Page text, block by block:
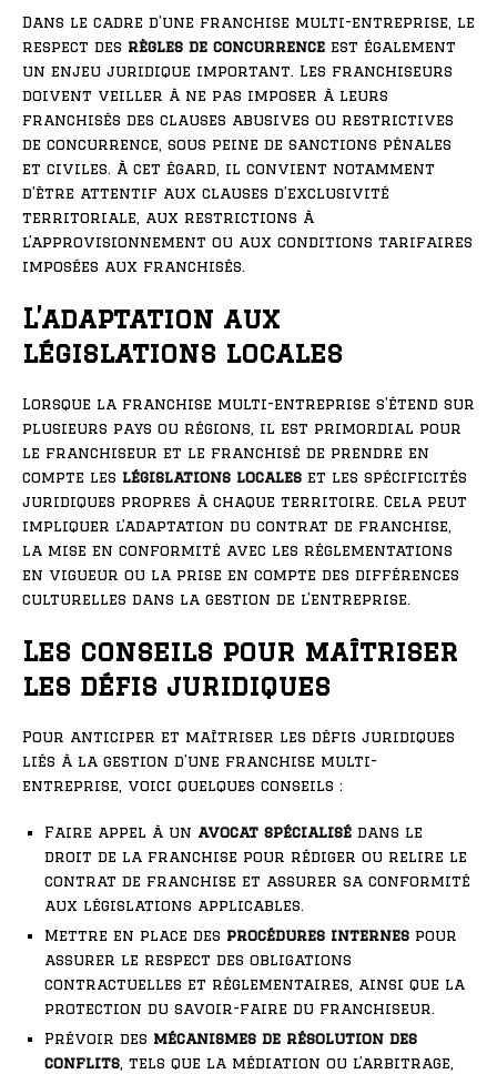
Dans le cadre d’une franchise multi-entreprise, le
respect des règles de concurrence est également
un enjeu juridique important. Les franchiseurs
doivent veiller à ne pas imposer à leurs
franchisés des clauses abusives ou restrictives
de concurrence, sous peine de sanctions pénales
et civiles. À cet égard, il convient notamment
d’être attentif aux clauses d’exclusivité
territoriale, aux restrictions à
l’approvisionnement ou aux conditions tarifaires
imposées aux franchisés.
L’adaptation aux
législations locales
Lorsque la franchise multi-entreprise s’étend sur
plusieurs pays ou régions, il est primordial pour
le franchiseur et le franchisé de prendre en
compte les législations locales et les spécificités
juridiques propres à chaque territoire. Cela peut
impliquer l’adaptation du contrat de franchise,
la mise en conformité avec les réglementations
en vigueur ou la prise en compte des différences
culturelles dans la gestion de l’entreprise.
Les conseils pour maîtriser
les défis juridiques
Pour anticiper et maîtriser les défis juridiques
liés à la gestion d’une franchise multi-
entreprise, voici quelques conseils :
Faire appel à un avocat spécialisé dans le
droit de la franchise pour rédiger ou relire le
contrat de franchise et assurer sa conformité
aux législations applicables.
Mettre en place des procédures internes pour
assurer le respect des obligations
contractuelles et réglementaires, ainsi que la
protection du savoir-faire du franchiseur.
Prévoir des mécanismes de résolution des
conflits , tels que la médiation ou l’arbitrage,